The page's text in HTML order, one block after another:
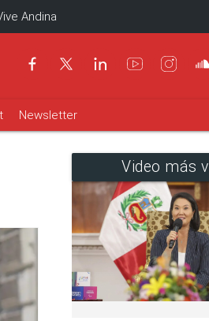
Andina
Newsletter
Video más